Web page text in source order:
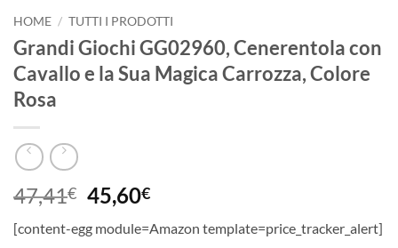
HOME / TUTTI I PRODOTTI
Grandi Giochi GG02960, Cenerentola con
Cavallo e la Sua Magica Carrozza, Colore
Rosa
47,41€ Il
prezzo
originale
45,60€Il
attuale
[content-egg module=Amazon template=price_tracker_alert]